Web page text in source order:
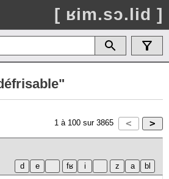
[ ʁim.sɔ.lid ]
1 à 100 sur 3865